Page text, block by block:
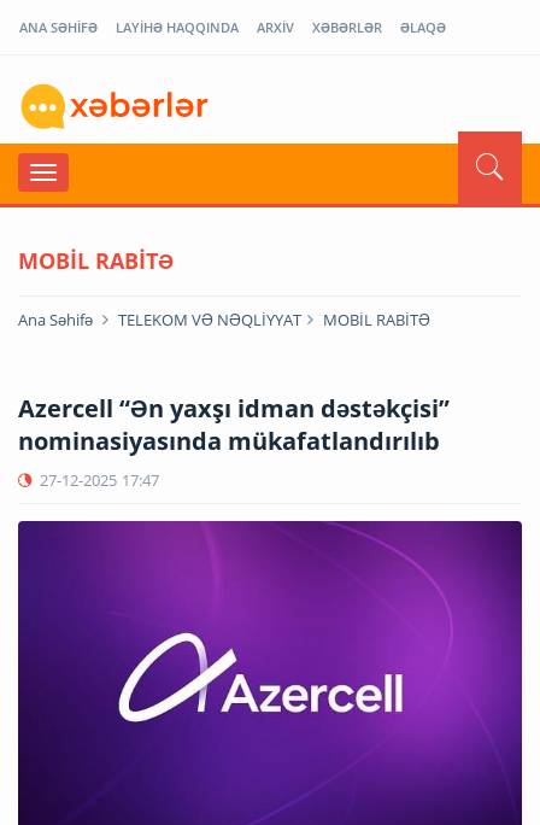
ANA SƏHİFƏ LAYİHƏ HAQQINDA ARXİV XƏBƏRLƏR ƏLAQƏ
MOBİL RABİTƏ
Ana Səhifə TELEKOM VƏ NƏQLİYYAT MOBİL RABİTƏ
Azercell “Ən yaxşı idman dəstəkçisi”
nominasiyasında mükafatlandırılıb
27-12-2025 17:47